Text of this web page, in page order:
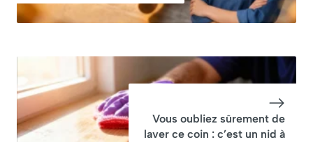
Vous oubliez sûrement de
laver ce coin : c’est un nid à